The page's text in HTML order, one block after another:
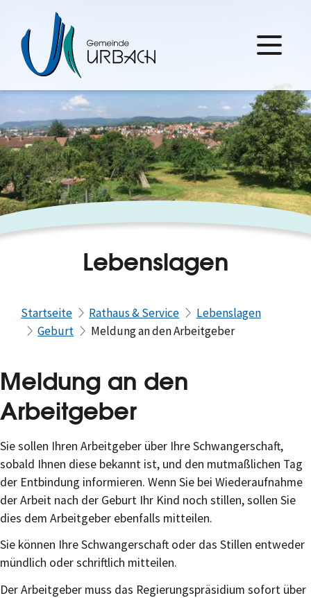
Lebenslagen
Startseite Rathaus & Service
Lebenslagen
Geburt
Meldung an den Arbeitgeber
Meldung an den
Arbeitgeber
Sie sollen Ihren Arbeitgeber über Ihre Schwangerschaft,
sobald Ihnen diese bekannt ist, und den mutmaßlichen Tag
der Entbindung informieren. Wenn Sie bei Wiederaufnahme
der Arbeit nach der Geburt Ihr Kind noch stillen, sollen Sie
dies dem Arbeitgeber ebenfalls mitteilen.
Sie können Ihre Schwangerschaft oder das Stillen entweder
mündlich oder schriftlich mitteilen.
Der Arbeitgeber muss das Regierungspräsidium sofort über